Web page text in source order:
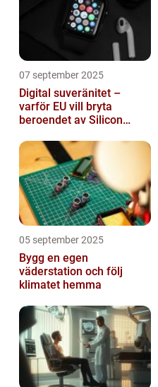
07 september 2025
Digital suveränitet –
varför EU vill bryta
beroendet av Silicon
05 september 2025
Bygg en egen
väderstation och följ
klimatet hemma